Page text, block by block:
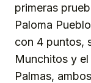
primeras
Paloma
con 4 puntos,
Munchitos y
Palmas,